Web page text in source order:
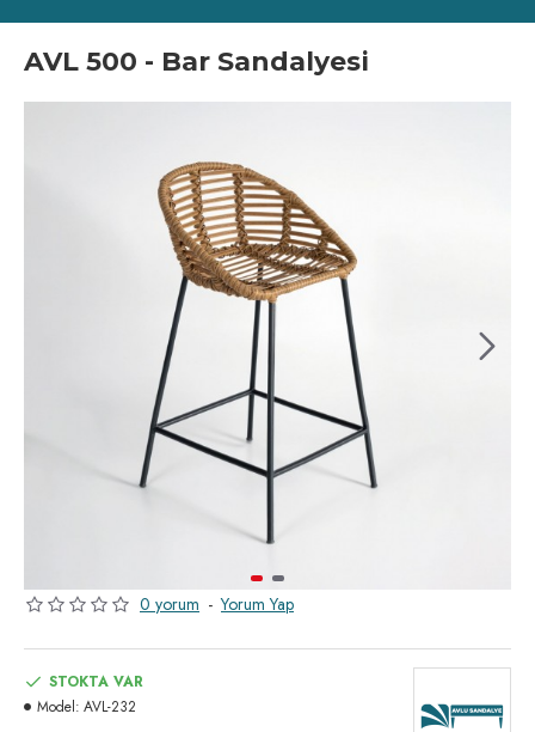
AVL 500 - Bar Sandalyesi
0 yorum - Yorum Yap
STOKTA VAR
Model: AVL-232